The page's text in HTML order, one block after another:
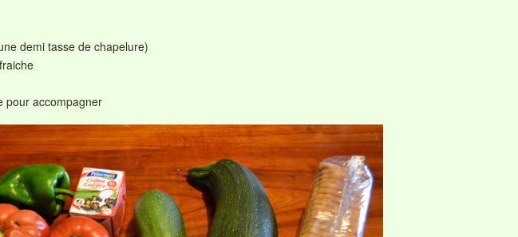
demi tasse de chapelure)
pour accompagner